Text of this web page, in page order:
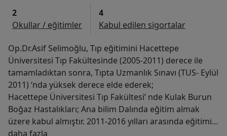
2
Okullar / eğitimler
4
Kabul edilen sigortalar
Op.Dr.Asif Selimoğlu, Tıp eğitimini Hacettepe
Üniversitesi Tıp Fakültesinde (2005-2011) derece ile
tamamladıktan sonra, Tıpta Uzmanlık Sınavı (TUS- Eylül
2011) ‘nda yüksek derece elde ederek;
Hacettepe Üniversitesi Tıp Fakültesi’ nde Kulak Burun
Boğaz Hastalıkları; Ana bilim Dalında eğitim almak
üzere kabul almıştır. 2011-2016 yılları arasında eğitimini
tamamlayarak Uzmanlık derecesini (Kulak, Burun,
daha fazla